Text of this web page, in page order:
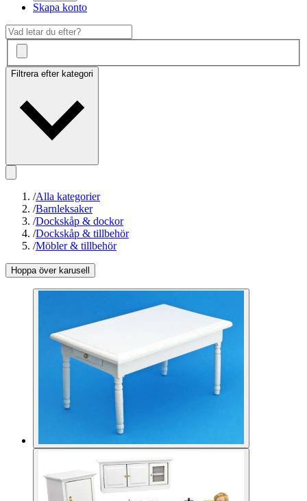
Skapa konto
Filtrera efter kategori
/Alla kategorier
/Barnleksaker
/Dockskåp & dockor
/Dockskåp & tillbehör
/Möbler & tillbehör
Hoppa över karusell